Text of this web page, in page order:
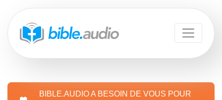
BIBLE.AUDIO A BESOIN DE VOUS POUR